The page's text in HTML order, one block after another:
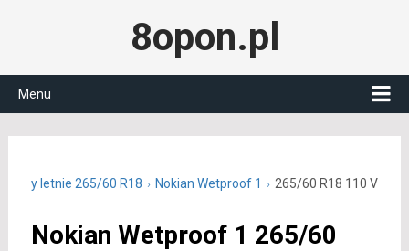
8opon.pl
Menu
Opony letnie 265/60 R18 Nokian Wetproof 1 265/60 R18 110 V
Nokian Wetproof 1 265/60